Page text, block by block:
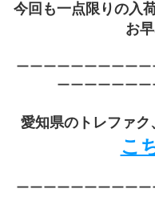
今回も一点限りの入
お
ーーーーーーーーー
ーーーーーー
愛知県のトレファ
こ
ーーーーーーーーー